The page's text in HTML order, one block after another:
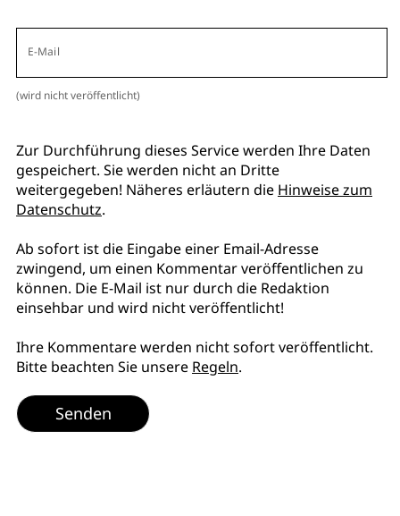
E-Mail
(wird nicht veröffentlicht)
Zur Durchführung dieses Service werden Ihre Daten
gespeichert. Sie werden nicht an Dritte
weitergegeben! Näheres erläutern die Hinweise zum
Datenschutz.
Ab sofort ist die Eingabe einer Email-Adresse
zwingend, um einen Kommentar veröffentlichen zu
können. Die E-Mail ist nur durch die Redaktion
einsehbar und wird nicht veröffentlicht!
Ihre Kommentare werden nicht sofort veröffentlicht.
Bitte beachten Sie unsere Regeln.
Senden